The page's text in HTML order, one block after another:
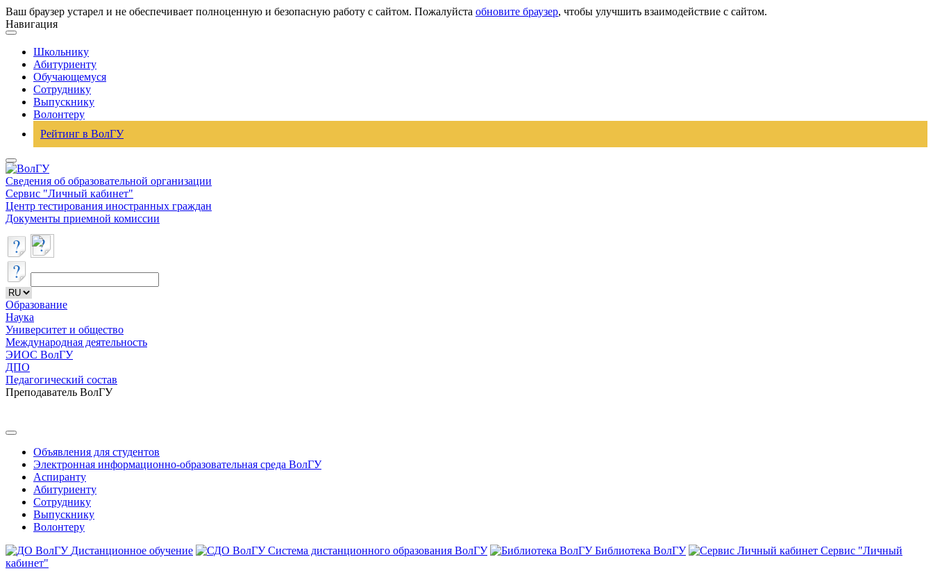
Ваш браузер устарел и не обеспечивает полноценную и безопасную работу с сайтом. Пожалуйста обновите браузер, чтобы улучшить взаимодействие с сайтом.
Навигация
Школьнику
Абитуриенту
Обучающемуся
Сотруднику
Выпускнику
Волонтеру
Рейтинг в ВолГУ
Сведения об образовательной организации
Сервис "Личный кабинет"
Центр тестирования иностранных граждан
Документы приемной комиссии
Образование
Наука
Университет и общество
Международная деятельность
ЭИОС ВолГУ
ДПО
Педагогический состав
Преподаватель ВолГУ
Объявления для студентов
Электронная информационно-образовательная среда ВолГУ
Аспиранту
Абитуриенту
Сотруднику
Выпускнику
Волонтеру
Дистанционное обучение
Система дистанционного образования ВолГУ Библиотека ВолГУ
Сервис "Личный
кабинет"